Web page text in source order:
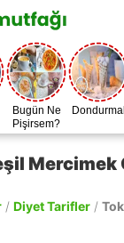
Bugün Ne
Pişirsem?
Mercimek
/ Diyet Tarifler /